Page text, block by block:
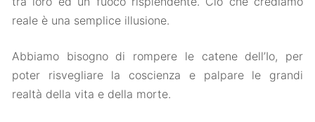
reale è una semplice illusione.
Abbiamo bisogno di rompere le catene dell’Io, per
poter risvegliare la coscienza e palpare le grandi
realtà della vita e della morte.